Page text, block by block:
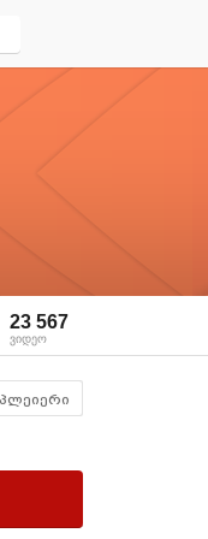
23 567
ვიდეო